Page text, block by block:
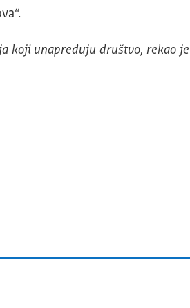
koji unapređuju društvo, rekao